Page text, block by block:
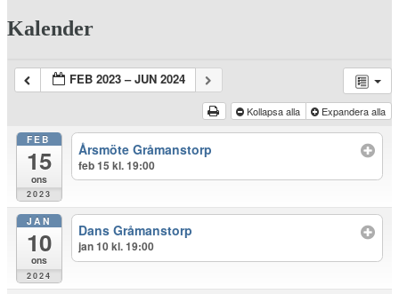
Kalender
FEB 2023 – JUN 2024
Kollapsa alla Expandera alla
FEB
15
ons
2023
Årsmöte Gråmanstorp
feb 15 kl. 19:00
JAN
10
ons
2024
Dans Gråmanstorp
jan 10 kl. 19:00